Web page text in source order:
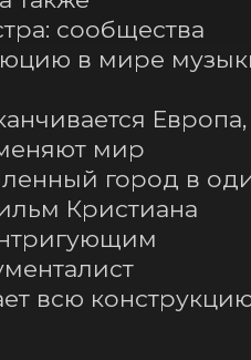
сообщества
в мире
Европа,
мир
город в
Кристиана
всю